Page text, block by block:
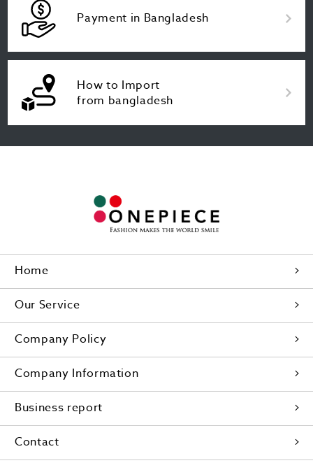
Payment in Bangladesh
How to Import
from bangladesh
Home
Our Service
Company Policy
Company Information
Business report
Contact